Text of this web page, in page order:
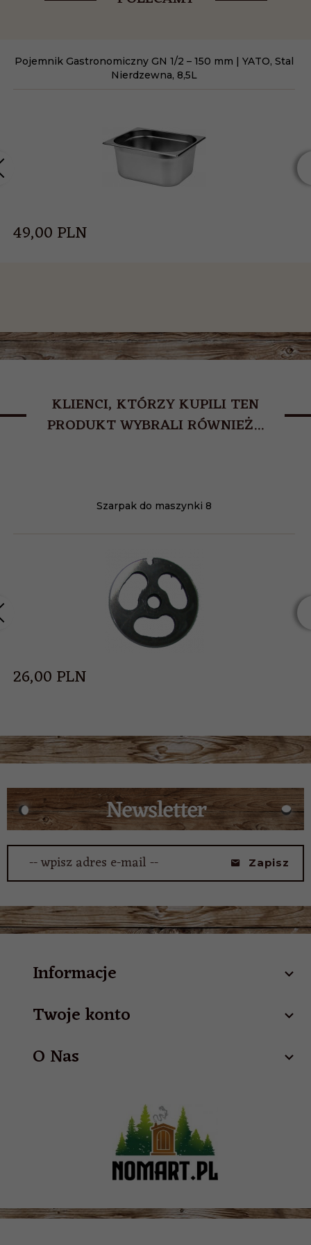
Pojemnik Gastronomiczny GN 1/2 – 150 mm | YATO, Stal
Nierdzewna, 8,5L
49,00PLN
KLIENCI, KTÓRZY KUPILI TEN
PRODUKT WYBRALI RÓWNIEŻ...
Szarpak do maszynki 8
26,00PLN
-- wpisz adres e-mail -- Zapisz
Informacje
Twoje konto
O Nas